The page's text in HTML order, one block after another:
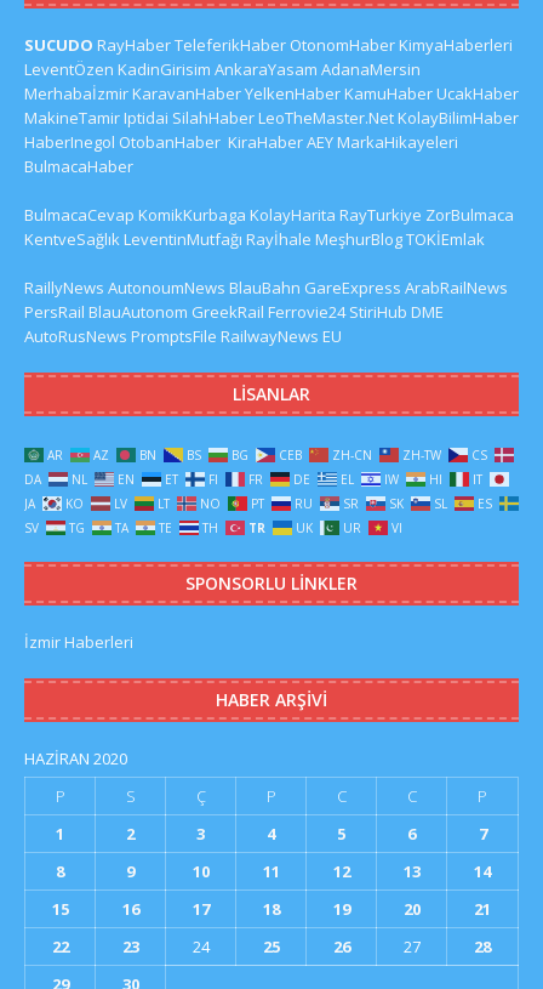
SUCUDO RayHaberTeleferikHaber OtonomHaberKimyaHaberleri
LeventÖzen KadinGirisim AnkaraYasam AdanaMersin
MerhabaİzmirKaravanHaberYelkenHaberKamuHaberUcakHaber
MakineTamirIptidai SilahHaberLeoTheMaster.NetKolayBilimHaber
HaberInegol OtobanHaber KiraHaberAEYMarkaHikayeleri
BulmacaHaber
BulmacaCevap KomikKurbaga KolayHarita RayTurkiye ZorBulmaca
KentveSağlıkLeventinMutfağı Rayİhale MeşhurBlogTOKİEmlak
RaillyNews AutonoumNews BlauBahn GareExpress ArabRailNews
PersRail BlauAutonom GreekRail Ferrovie24 StiriHub DME
AutoRusNews PromptsFile RailwayNews EU
LISANLAR
AR AZ BN BS BG CEB ZH-CN ZH-TW
CS
DA
NL EN ET FI FR DE EL IW HI
IT
JA
KO LV LT NO PT RU SR SK SL
ES
SV
TG TA TE TH TR UK UR VI
SPONSORLU LINKLER
İzmir Haberleri
HABER ARŞIVI
HAZIRAN 2020
P
S Ç P C C
P
1
2 3 4 5 6
7
8
9 10 11 12 13
14
15
16 17 18 19 20
21
22
23 24 25 26 27
28
29
30